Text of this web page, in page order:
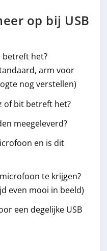
op bij USB
het?
arm voor
nog verstellen)
of bit betreft het?
meegeleverd?
en is dit
te krijgen?
even mooi in beeld)
een degelijke USB